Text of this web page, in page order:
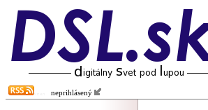
neprihlásený